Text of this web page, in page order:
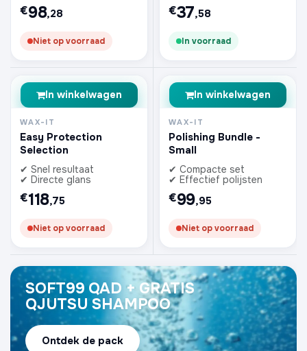
€98,28
Niet op voorraad
€37,58
In voorraad
In winkelwagen
WAX-IT
Easy Protection
Selection
✔ Snel resultaat
✔ Directe glans
€118,75
Niet op voorraad
In winkelwagen
WAX-IT
Polishing Bundle -
Small
✔ Compacte set
✔ Effectief polijsten
€99,95
Niet op voorraad
SOFT99 QAD + GRATIS
QJUTSU SHAMPOO
Ontdek de pack